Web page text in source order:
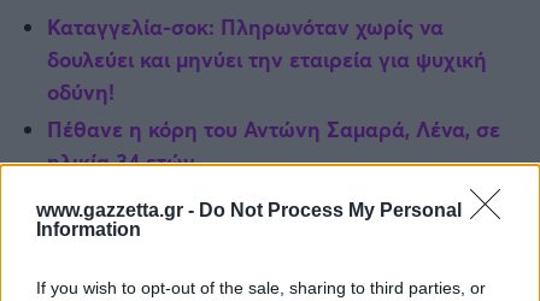
www.gazzetta.gr - Do Not Process My Personal
Information
If you wish to opt-out of the sale, sharing to third parties, or
Καταγγελία-σοκ: Πληρωνόταν χωρίς να
δουλεύει και μηνύει την εταιρεία για ψυχική
οδύνη!
Πέθανε η κόρη του Αντώνη Σαμαρά, Λένα, σε
ηλικία 34 ετών
Η καρδιά της εξερράγη, αλλά επέζησε: Η
συγκλονιστική εξομολόγηση μιας νοσοκόμας